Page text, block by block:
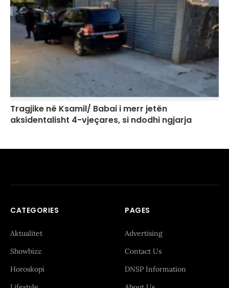
Tragjike në Ksamil/ Babai i merr jetën
aksidentalisht 4-vjeçares, si ndodhi ngjarja
CATEGORIES
Aktualitet
Showbizz
Horoskopi
PAGES
Advertising
Contact Us
DNSP Information